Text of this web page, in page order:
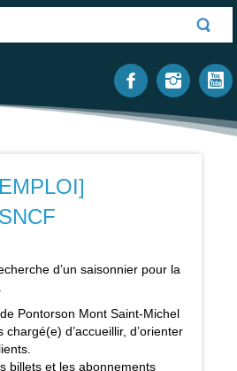
d’un saisonnier pour la
Pontorson Mont Saint-Michel
d’accueillir, d’orienter
billets et les abonnements